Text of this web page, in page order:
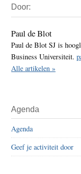
Sidebar
Door:
Paul de Blot
Paul de Blot SJ is
Business Universiteit.
Alle artikelen »
Agenda
Agenda
Geef je activiteit door